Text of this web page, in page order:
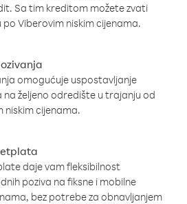
Sa tim kreditom možete zvati
po Viberovim niskim cijenama.
omogućuje uspostavljanje
željeno odredište u trajanju od
niskim cijenama.
daje vam fleksibilnost
poziva na fiksne i mobilne
bez potrebe za obnavljanjem